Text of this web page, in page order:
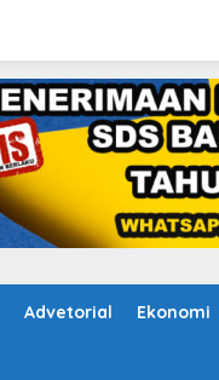
Advetorial Ekonomi